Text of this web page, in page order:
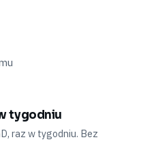
tygodniu
raz w tygodniu. Bez